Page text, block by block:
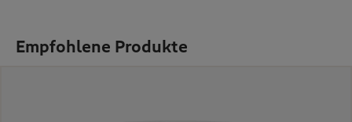
Empfohlene Produkte